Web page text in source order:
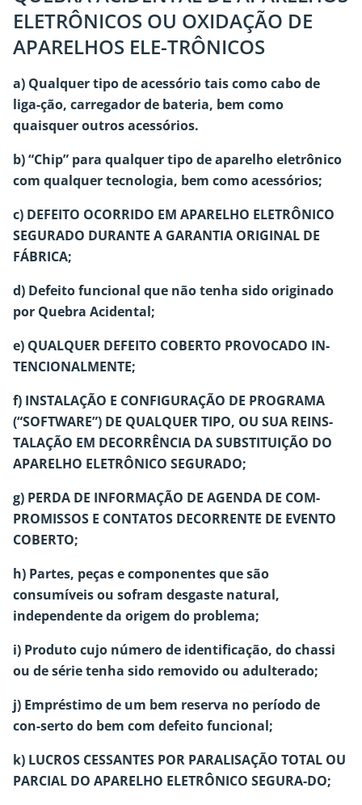
ELETRÔNICOS OU OXIDAÇÃO DE
APARELHOS ELE-TRÔNICOS
a) Qualquer tipo de acessório tais como cabo de
liga-ção, carregador de bateria, bem como
quaisquer outros acessórios.
b) “Chip” para qualquer tipo de aparelho eletrônico
com qualquer tecnologia, bem como acessórios;
c) DEFEITO OCORRIDO EM APARELHO ELETRÔNICO
SEGURADO DURANTE A GARANTIA ORIGINAL DE
FÁBRICA;
d) Defeito funcional que não tenha sido originado
por Quebra Acidental;
e) QUALQUER DEFEITO COBERTO PROVOCADO IN-
TENCIONALMENTE;
f) INSTALAÇÃO E CONFIGURAÇÃO DE PROGRAMA
(“SOFTWARE”) DE QUALQUER TIPO, OU SUA REINS-
TALAÇÃO EM DECORRÊNCIA DA SUBSTITUIÇÃO DO
APARELHO ELETRÔNICO SEGURADO;
g) PERDA DE INFORMAÇÃO DE AGENDA DE COM-
PROMISSOS E CONTATOS DECORRENTE DE EVENTO
COBERTO;
h) Partes, peças e componentes que são
consumíveis ou sofram desgaste natural,
independente da origem do problema;
i) Produto cujo número de identificação, do chassi
ou de série tenha sido removido ou adulterado;
j) Empréstimo de um bem reserva no período de
con-serto do bem com defeito funcional;
k) LUCROS CESSANTES POR PARALISAÇÃO TOTAL OU
PARCIAL DO APARELHO ELETRÔNICO SEGURA-DO;